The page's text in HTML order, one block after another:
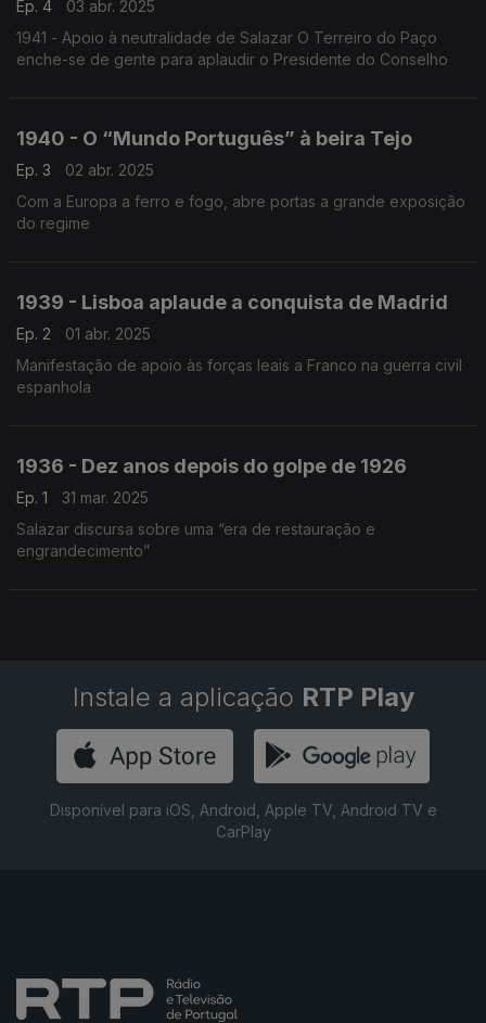
Ep. 4
03 abr. 2025
1941 - Apoio à neutralidade de Salazar O Terreiro do Paço
enche-se de gente para aplaudir o Presidente do Conselho
1940 - O “Mundo Português” à beira Tejo
Ep. 3
02 abr. 2025
Com a Europa a ferro e fogo, abre portas a grande exposição
do regime
1939 - Lisboa aplaude a conquista de Madrid
Ep. 2
01 abr. 2025
Manifestação de apoio às forças leais a Franco na guerra civil
espanhola
1936 - Dez anos depois do golpe de 1926
Ep. 1
31 mar. 2025
Salazar discursa sobre uma “era de restauração e
engrandecimento”
Instale a aplicação RTP Play
Disponível para iOS, Android, Apple TV, Android TV e
CarPlay